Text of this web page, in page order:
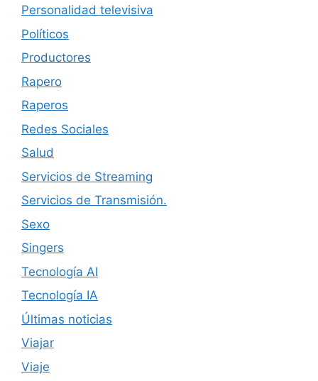
Personalidad televisiva
Políticos
Productores
Rapero
Raperos
Redes Sociales
Salud
Servicios de Streaming
Servicios de Transmisión.
Sexo
Singers
Tecnología AI
Tecnología IA
Últimas noticias
Viajar
Viaje